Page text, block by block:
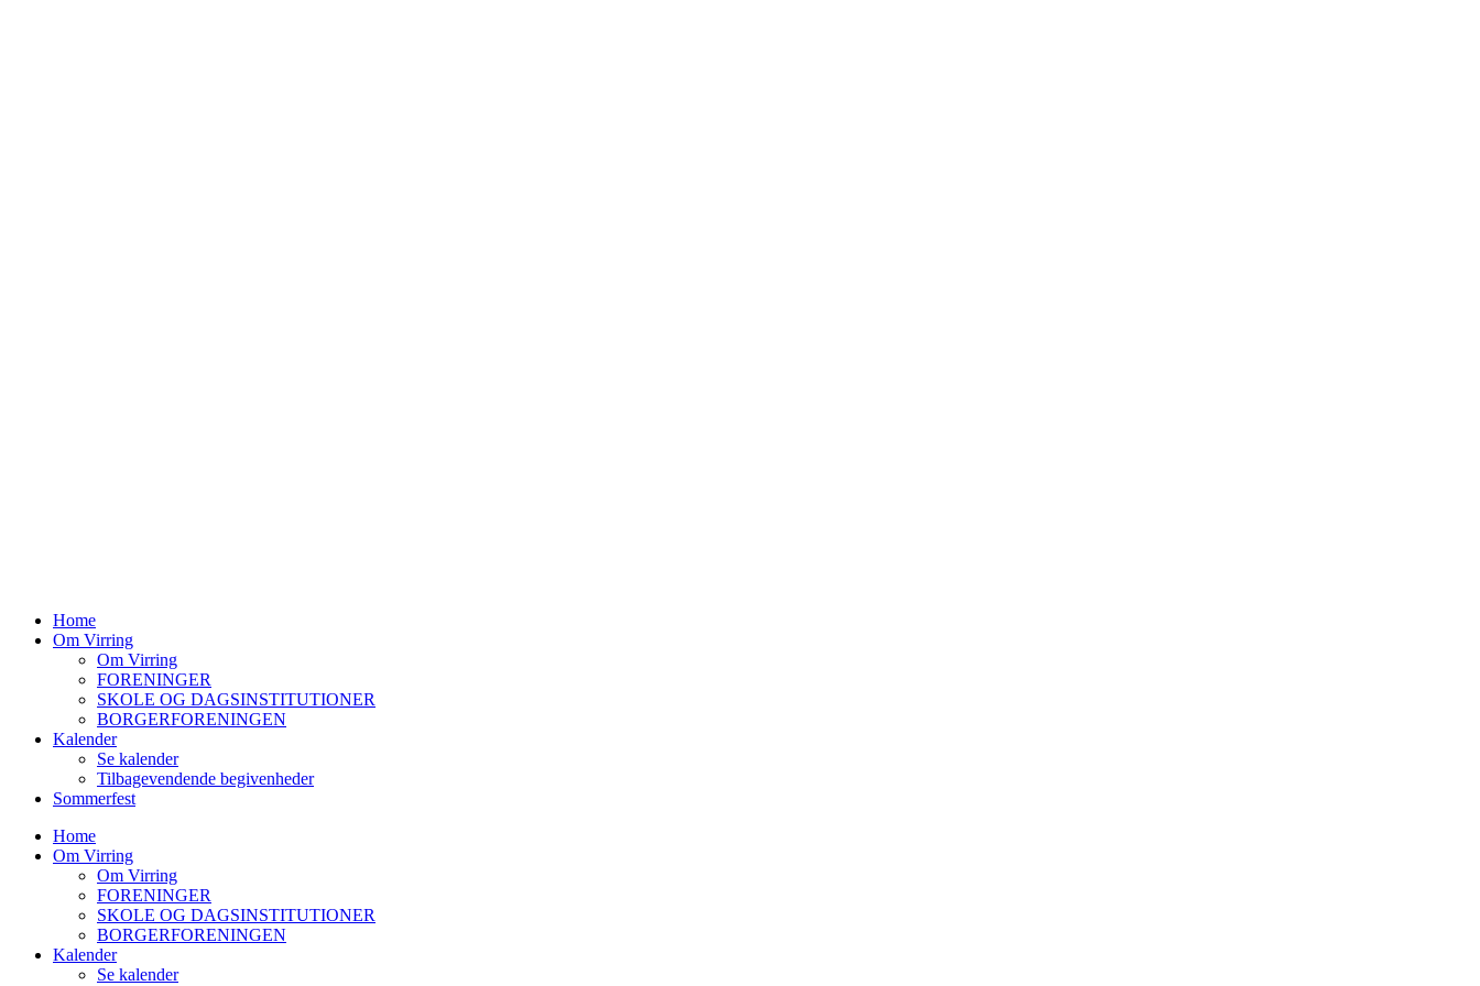
Home
Om Virring
Om Virring
FORENINGER
SKOLE OG DAGSINSTITUTIONER
BORGERFORENINGEN
Kalender
Se kalender
Tilbagevendende begivenheder
Sommerfest
Home
Om Virring
Om Virring
FORENINGER
SKOLE OG DAGSINSTITUTIONER
BORGERFORENINGEN
Kalender
Se kalender